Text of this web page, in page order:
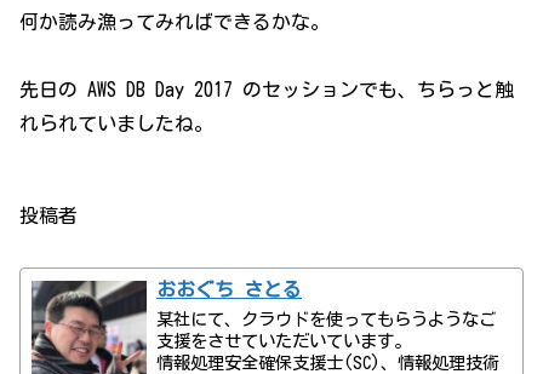
何か読み漁ってみればできるかな。
先日の AWS DB Day 2017 のセッションでも、ちらっと触
れられていましたね。
投稿者
おおぐち さとる
某社にて、クラウドを使ってもらうようなご
支援をさせていただいています。
情報処理安全確保支援士(SC)、情報処理技術